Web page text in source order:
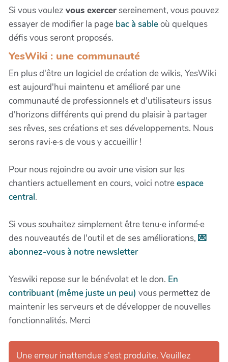
Si vous voulez vous exercersereinement, vous pouvez
essayer de modifier la page bac à sableoù quelques
défis vous seront proposés.
YesWiki : une communauté
En plus d'être un logiciel de création de wikis, YesWiki
est aujourd'hui maintenu et amélioré par une
communauté de professionnels et d'utilisateurs issus
d'horizons différents qui prend du plaisir à partager
ses rêves, ses créations et ses développements. Nous
serons ravi·e·s de vous y accueillir !
Pour nous rejoindre ou avoir une vision sur les
chantiers actuellement en cours, voici notreespace
central.
Si vous souhaitez simplement être tenu·e informé·e
des nouveautés de l'outil et de ses améliorations, 💌
abonnez-vous à notre newsletter
Yeswiki repose sur le bénévolat et le don. En
contribuant (même juste un peu) vous permettez de
maintenir les serveurs et de développer de nouvelles
fonctionnalités. Merci
Une erreur inattendue s'est produite. Veuillez